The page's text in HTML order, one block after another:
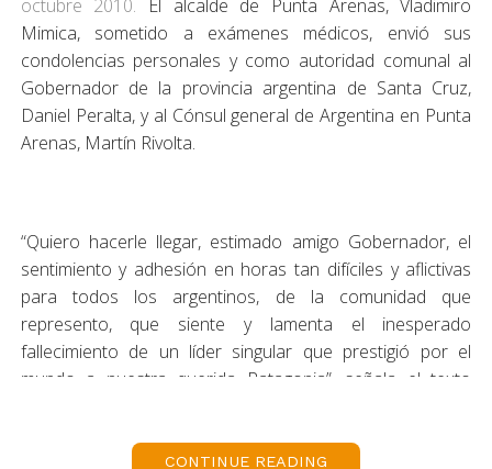
octubre 2010. El alcalde de Punta Arenas, Vladimiro
Mimica, sometido a exámenes médicos, envió sus
condolencias personales y como autoridad comunal al
Gobernador de la provincia argentina de Santa Cruz,
Daniel Peralta, y al Cónsul general de Argentina en Punta
Arenas, Martín Rivolta.
“Quiero hacerle llegar, estimado amigo Gobernador, el
sentimiento y adhesión en horas tan difíciles y aflictivas
para todos los argentinos, de la comunidad que
represento, que siente y lamenta el inesperado
fallecimiento de un líder singular que prestigió por el
mundo a nuestra querida Patagonia”, señala el texto
CONTINUE READING